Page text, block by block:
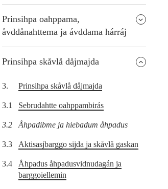
Prinsihpa oahppama,
åvddånahttema ja ávddama hárráj
Prinsihpa skåvlå dåjmajda
3. Prinsihpa skåvlå dåjmajda
3.1 Sebrudahtte oahppambirás
3.2 Åhpadibme ja hiebadum åhpadus
3.3 Aktisasjbarggo sijda ja skåvlå gaskan
3.4
Åhpadus åhpadusvidnudagán ja
barggoiellemin